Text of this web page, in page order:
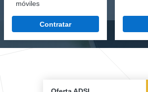
móviles
Contratar